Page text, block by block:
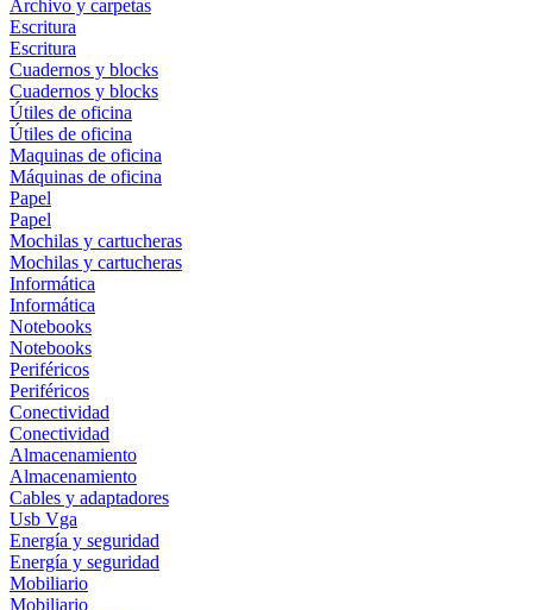
Archivo y carpetas
Escritura
Escritura
Cuadernos y blocks
Cuadernos y blocks
Útiles de oficina
Útiles de oficina
Maquinas de oficina
Máquinas de oficina
Papel
Papel
Mochilas y cartucheras
Mochilas y cartucheras
Informática
Informática
Notebooks
Notebooks
Periféricos
Periféricos
Conectividad
Conectividad
Almacenamiento
Almacenamiento
Cables y adaptadores
Usb Vga
Energía y seguridad
Energía y seguridad
Mobiliario
Mobiliario